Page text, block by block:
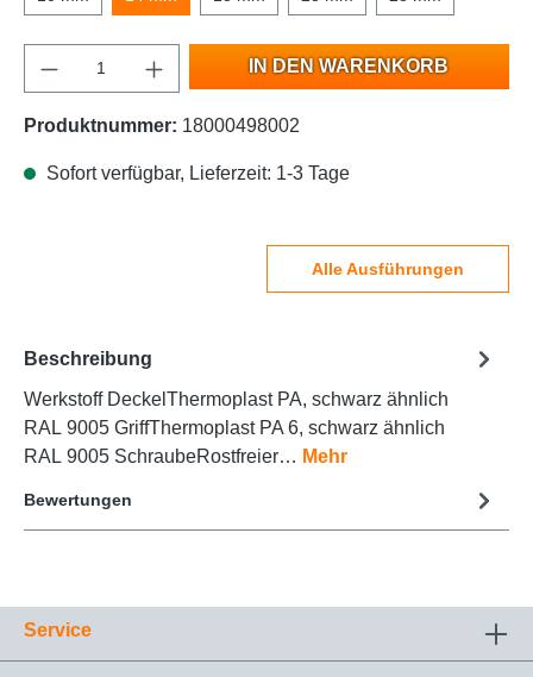
IN DEN WARENKORB
Produktnummer: 18000498002
Sofort verfügbar, Lieferzeit: 1-3 Tage
Alle Ausführungen
Beschreibung
Werkstoff DeckelThermoplast PA, schwarz ähnlich
RAL 9005 GriffThermoplast PA 6, schwarz ähnlich
RAL 9005 SchraubeRostfreier… Mehr
Bewertungen
Service